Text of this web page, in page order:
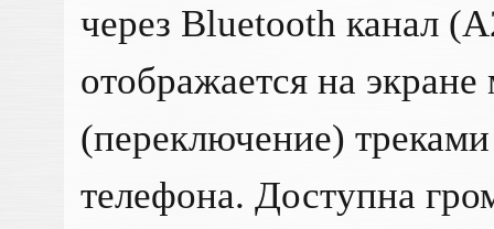
через Bluetooth канал
отображается на
(переключение)
телефона. Доступна